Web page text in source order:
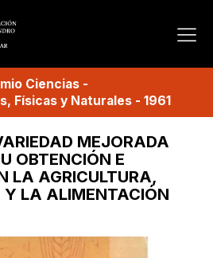
Ciencias -
Físicas y Naturales- 1961
MEJORADA
OBTENCIÓN E
LA AGRICULTURA,
Y LA ALIMENTACIÓN